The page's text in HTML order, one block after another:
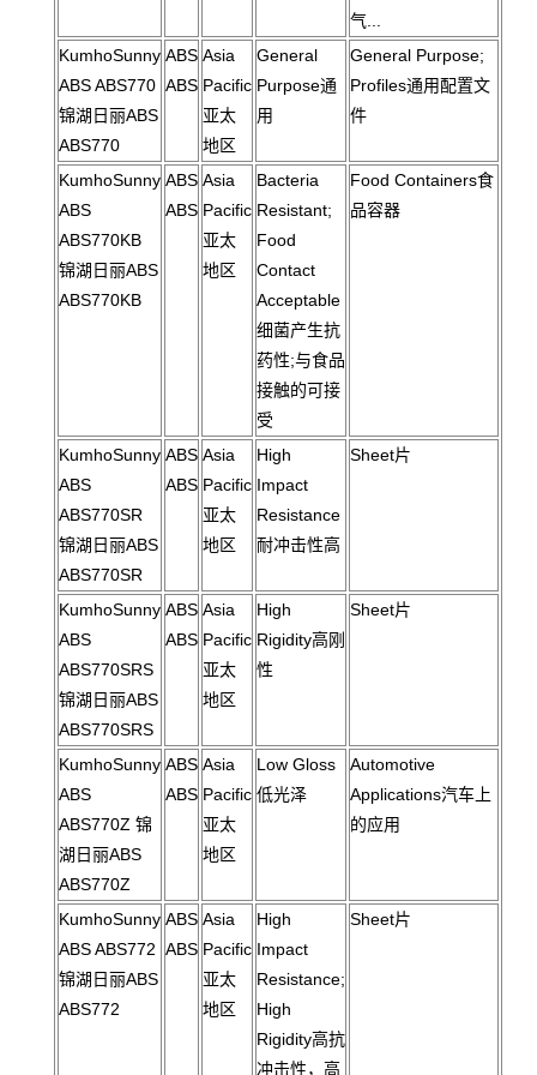
气...
KumhoSunny
ABS ABS770
锦湖日丽ABS
ABS770
ABS
ABS
Asia
Pacific
亚太
地区
General
Purpose通
用
General Purpose;
Profiles通用配置文
件
KumhoSunny
ABS
ABS770KB
锦湖日丽ABS
ABS770KB
ABS
ABS
Asia
Pacific
亚太
地区
Bacteria
Resistant;
Food
Contact
Acceptable
细菌产生抗
药性;与食品
接触的可接
受
Food Containers食
品容器
KumhoSunny
ABS
ABS770SR
锦湖日丽ABS
ABS770SR
ABS
ABS
Asia
Pacific
亚太
地区
High
Impact
Resistance
耐冲击性高
Sheet片
KumhoSunny
ABS
ABS770SRS
锦湖日丽ABS
ABS770SRS
ABS
ABS
Asia
Pacific
亚太
地区
High
Rigidity高刚
性
Sheet片
KumhoSunny
ABS
ABS770Z 锦
湖日丽ABS
ABS770Z
ABS
ABS
Asia
Pacific
亚太
地区
Low Gloss
低光泽
Automotive
Applications汽车上
的应用
KumhoSunny
ABS ABS772
锦湖日丽ABS
ABS772
ABS
ABS
Asia
Pacific
亚太
地区
High
Impact
Resistance;
High
Rigidity高抗
冲击性，高
Sheet片